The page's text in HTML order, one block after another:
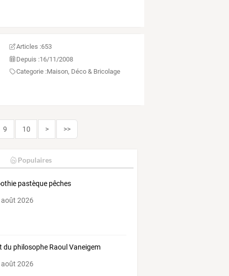
Articles :653
Depuis :16/11/2008
Categorie :Maison, Déco & Bricolage
9 10 > >>
Populaires
pastèque pêches
août 2026
du philosophe Raoul Vaneigem
août 2026